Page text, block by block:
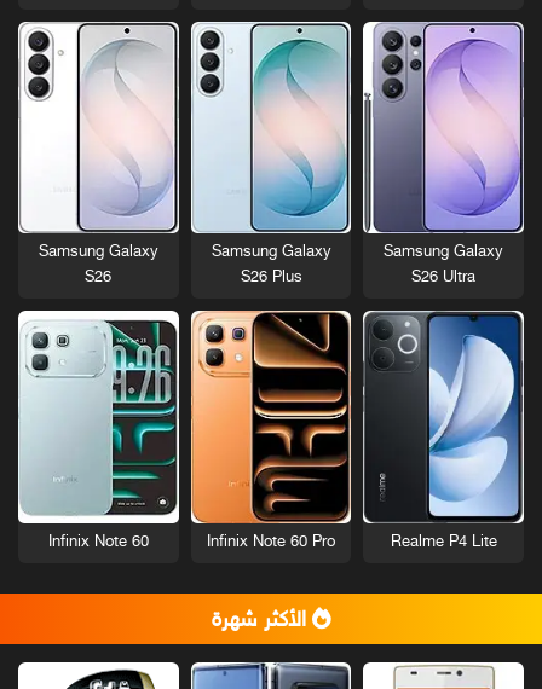
Samsung Galaxy
S26 Ultra
Samsung Galaxy
S26 Plus
Samsung Galaxy
S26
Realme P4 Lite
Infinix Note 60 Pro
Infinix Note 60
الأكثر شهرة